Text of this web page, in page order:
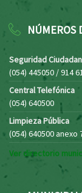
NÚMEROS
Seguridad
(054) 445050 / 914
Central Telefónica
(054) 640500
Limpieza Pública
(054) 640500 anexo
Ver directorio